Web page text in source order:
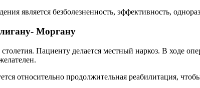
является безболезненность, эффективность,
Моргану
Пациенту делается местный наркоз. В ходе
относительно продолжительная реабилитация,